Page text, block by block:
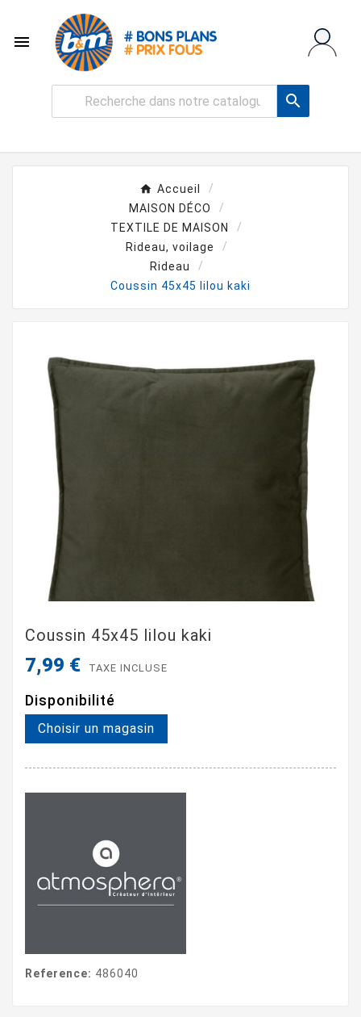


Accueil
MAISON DÉCO
TEXTILE DE MAISON
Rideau, voilage
Rideau
Coussin 45x45 lilou kaki
Coussin 45x45 lilou kaki
7,99 € TAXE INCLUSE
Disponibilité
Choisir un magasin
Reference: 486040